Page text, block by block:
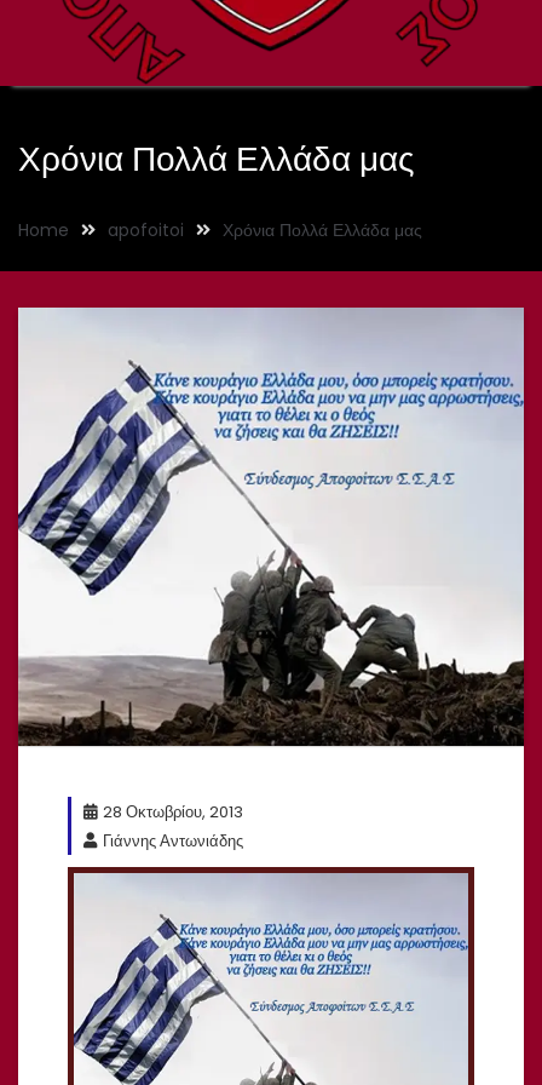
Χρόνια Πολλά Ελλάδα μας
Home apofoitoi Χρόνια Πολλά Ελλάδα μας
28 Οκτωβρίου, 2013
Γιάννης Αντωνιάδης